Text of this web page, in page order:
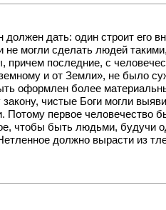
дать: один строит его
могли сделать людей
последние, с
и от Земли», не было
оформлен более
чистые Боги могли
первое человечество
чтобы быть людьми,
должно вырасти из